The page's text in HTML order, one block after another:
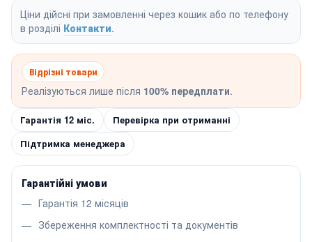
Ціни дійсні при замовленні через кошик або по телефону
в розділі Контакти.
Відрізні товари
Реалізуються лише після 100% передплати.
Гарантія 12 міс.
Перевірка при отриманні
Підтримка менеджера
Гарантійні умови
Гарантія 12 місяців
Збереження комплектності та документів